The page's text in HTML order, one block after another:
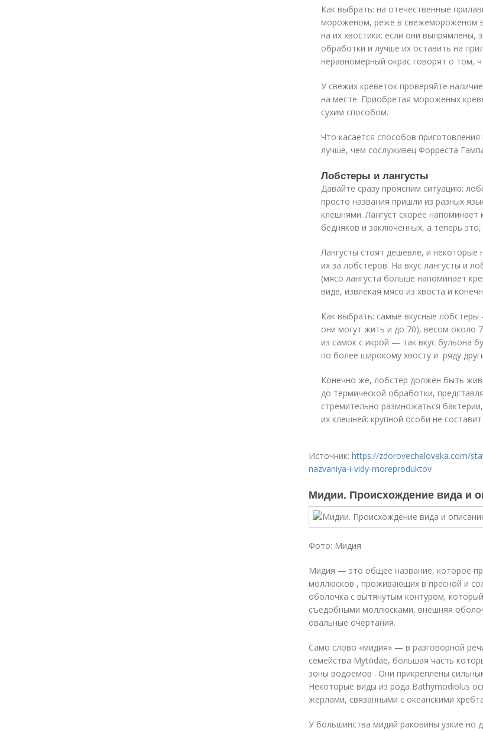
Как выбрать: на отечественные
мороженом, реже в свежемороженом
на их хвостики: если они выпрямлены,
обработки и лучше их оставить на
неравномерный окрас говорят о том,
У свежих креветок проверяйте
на месте. Приобретая мороженых
сухим способом.
Что касается способов
лучше, чем сослуживец Форреста
Лобстеры и лангусты
Давайте сразу проясним ситуацию:
просто названия пришли из разных
клешнями. Лангуст скорее
бедняков и заключенных, а теперь
Лангусты стоят дешевле, и
их за лобстеров. На вкус лангусты и
(мясо лангуста больше напоминает
виде, извлекая мясо из хвоста и
Как выбрать: самые вкусные
они могут жить и до 70), весом около
из самок с икрой — так вкус бульона
по более широкому хвосту и ряду
Конечно же, лобстер должен быть
до термической обработки,
стремительно размножаться
их клешней: крупной особи не
Источник: https://zdorovecheloveka.com/
nazvaniya-i-vidy-moreproduktov
Мидии. Происхождение вида и
Фото: Мидия
Мидия — это общее название, которое
моллюсков , проживающих в пресной и
оболочка с вытянутым контуром,
съедобными моллюсками, внешняя
овальные очертания.
Само слово «мидия» — в разговорной
семейства Mytilidae, большая часть
зоны водоемов . Они прикреплены
Некоторые виды из рода Bathymodiolus
жерлами, связанными с океанскими
У большинства мидий раковины узкие